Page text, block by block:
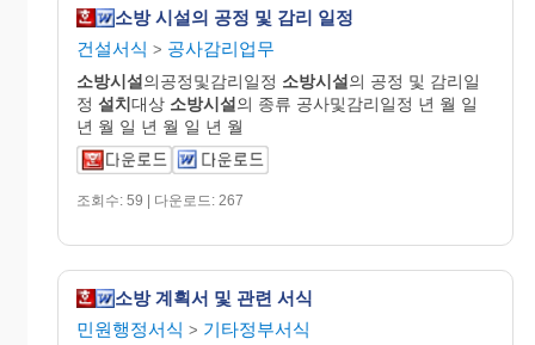
소방 시설의 공정 및 감리 일정
건설서식 > 공사감리업무
소방시설의공정및감리일정 소방시설의 공정 및 감리일
정 설치대상 소방시설의 종류 공사및감리일정 년 월 일
년 월 일 년 월 일 년 월
조회수: 59 | 다운로드: 267
소방 계획서 및 관련 서식
민원행정서식 > 기타정부서식